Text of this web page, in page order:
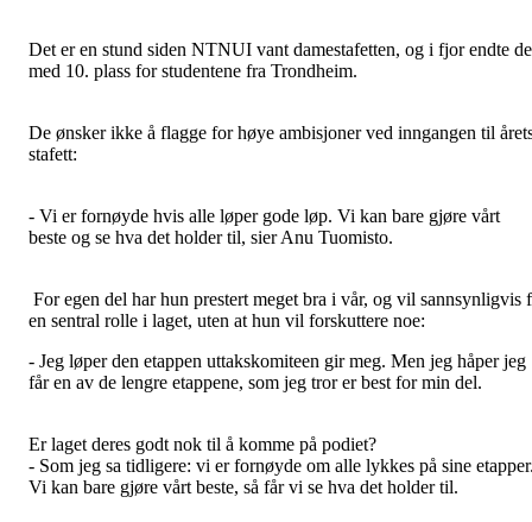
Det er en stund siden NTNUI vant damestafetten, og i fjor endte
med 10. plass for studentene fra Trondheim.
De ønsker ikke å flagge for høye ambisjoner ved inngangen til
stafett:
- Vi er fornøyde hvis alle løper gode løp. Vi kan bare gjøre vårt
beste og se hva det holder til, sier Anu Tuomisto.
For egen del har hun prestert meget bra i vår, og vil sannsynligvis
en sentral rolle i laget, uten at hun vil forskuttere noe:
- Jeg løper den etappen uttakskomiteen gir meg. Men jeg håper jeg
får en av de lengre etappene, som jeg tror er best for min del.
Er laget deres godt nok til å komme på podiet?
- Som jeg sa tidligere: vi er fornøyde om alle lykkes på sine
Vi kan bare gjøre vårt beste, så får vi se hva det holder til.